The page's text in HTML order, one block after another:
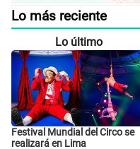
Lo más reciente
Lo último
Festival Mundial del Circo se
realizará en Lima